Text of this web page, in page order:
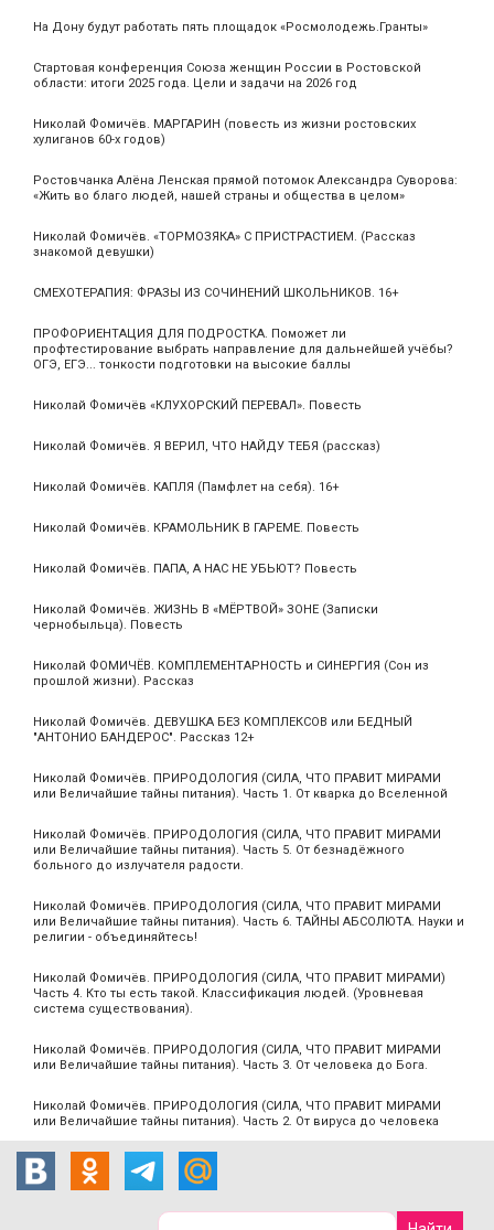
На Дону будут работать пять площадок «Росмолодежь.Гранты»
Стартовая конференция Союза женщин России в Ростовской
области: итоги 2025 года. Цели и задачи на 2026 год
Николай Фомичёв. МАРГАРИН (повесть из жизни ростовских
хулиганов 60-х годов)
Ростовчанка Алёна Ленская прямой потомок Александра Суворова:
«Жить во благо людей, нашей страны и общества в целом»
Николай Фомичёв. «ТОРМОЗЯКА» С ПРИСТРАСТИЕМ. (Рассказ
знакомой девушки)
СМЕХОТЕРАПИЯ: ФРАЗЫ ИЗ СОЧИНЕНИЙ ШКОЛЬНИКОВ. 16+
ПРОФОРИЕНТАЦИЯ ДЛЯ ПОДРОСТКА. Поможет ли
профтестирование выбрать направление для дальнейшей учёбы?
ОГЭ, ЕГЭ... тонкости подготовки на высокие баллы
Николай Фомичёв «КЛУХОРСКИЙ ПЕРЕВАЛ». Повесть
Николай Фомичёв. Я ВЕРИЛ, ЧТО НАЙДУ ТЕБЯ (рассказ)
Николай Фомичёв. КАПЛЯ (Памфлет на себя). 16+
Николай Фомичёв. КРАМОЛЬНИК В ГАРЕМЕ. Повесть
Николай Фомичёв. ПАПА, А НАС НЕ УБЬЮТ? Повесть
Николай Фомичёв. ЖИЗНЬ В «МЁРТВОЙ» ЗОНЕ (Записки
чернобыльца). Повесть
Николай ФОМИЧЁВ. КОМПЛЕМЕНТАРНОСТЬ и СИНЕРГИЯ (Сон из
прошлой жизни). Рассказ
Николай Фомичёв. ДЕВУШКА БЕЗ КОМПЛЕКСОВ или БЕДНЫЙ
"АНТОНИО БАНДЕРОС". Рассказ 12+
Николай Фомичёв. ПРИРОДОЛОГИЯ (СИЛА, ЧТО ПРАВИТ МИРАМИ
или Величайшие тайны питания). Часть 1. От кварка до Вселенной
Николай Фомичёв. ПРИРОДОЛОГИЯ (СИЛА, ЧТО ПРАВИТ МИРАМИ
или Величайшие тайны питания). Часть 5. От безнадёжного
больного до излучателя радости.
Николай Фомичёв. ПРИРОДОЛОГИЯ (СИЛА, ЧТО ПРАВИТ МИРАМИ
или Величайшие тайны питания). Часть 6. ТАЙНЫ АБСОЛЮТА. Науки и
религии - объединяйтесь!
Николай Фомичёв. ПРИРОДОЛОГИЯ (СИЛА, ЧТО ПРАВИТ МИРАМИ)
Часть 4. Кто ты есть такой. Классификация людей. (Уровневая
система существования).
Николай Фомичёв. ПРИРОДОЛОГИЯ (СИЛА, ЧТО ПРАВИТ МИРАМИ
или Величайшие тайны питания). Часть 3. От человека до Бога.
Николай Фомичёв. ПРИРОДОЛОГИЯ (СИЛА, ЧТО ПРАВИТ МИРАМИ
или Величайшие тайны питания). Часть 2. От вируса до человека